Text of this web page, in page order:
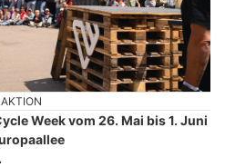
Week vom 26. Mai bis 1. Juni